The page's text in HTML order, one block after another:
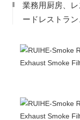
業務用厨房、
ードレストラン